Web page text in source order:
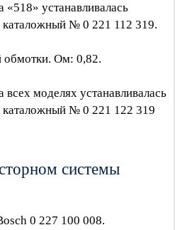
устанавливалась
каталожный № 0 221 112 319.
обмотки. Ом: 0,82.
моделях устанавливалась
каталожный № 0 221 122 319
системы
0 227 100 008.